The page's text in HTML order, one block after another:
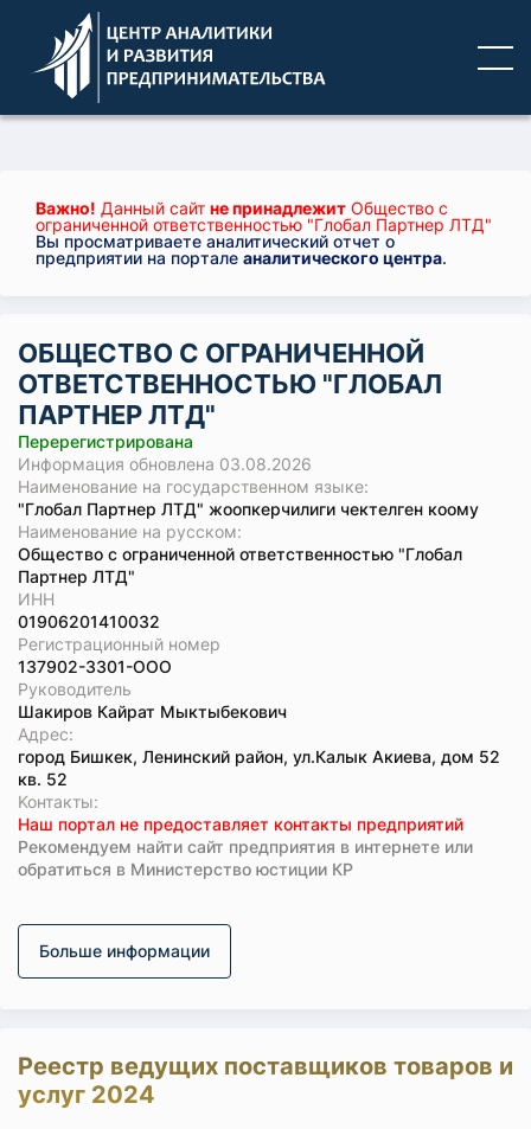
Важно! Данный сайт не принадлежит Общество с
ограниченной ответственностью "Глобал Партнер ЛТД"
Вы просматриваете аналитический отчет о
предприятии на портале аналитического центра.
ОБЩЕСТВО С ОГРАНИЧЕННОЙ
ОТВЕТСТВЕННОСТЬЮ "ГЛОБАЛ
ПАРТНЕР ЛТД"
Перерегистрирована
Информация обновлена 03.08.2026
Наименование на государственном языке:
"Глобал Партнер ЛТД" жоопкерчилиги чектелген коому
Наименование на русском:
Общество с ограниченной ответственностью "Глобал
Партнер ЛТД"
ИНН
01906201410032
Регистрационный номер
137902-3301-ООО
Руководитель
Шакиров Кайрат Мыктыбекович
Адрес:
город Бишкек, Ленинский район, ул.Калык Акиева, дом 52
кв. 52
Koнтaкты:
Наш портал не предоставляет контакты предприятий
Рекомендуем найти сайт предприятия в интернете или
обратиться в Министерство юстиции КР
Больше информации
Реестр ведущих поставщиков товаров и
услуг 2024